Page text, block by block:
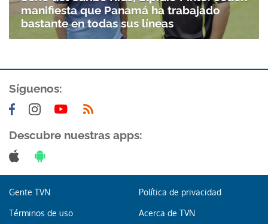
manifiesta que Panamá ha trabajado
bastante en todas sus líneas
Síguenos:
Descubre nuestras apps:
Gente TVN Política de privacidad
Términos de uso Acerca de TVN